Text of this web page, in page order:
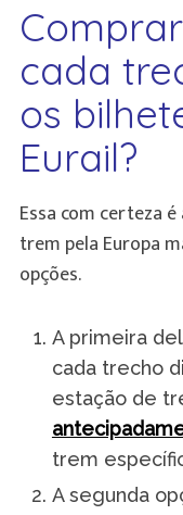
cada
os
Eurail?
Essa com certeza
trem pela Europa
opções.
A primeira
cada trecho
estação de
trem
A segunda